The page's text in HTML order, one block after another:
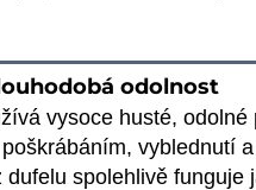
odolnost
vysoce husté,
vyblednutí
spolehlivě